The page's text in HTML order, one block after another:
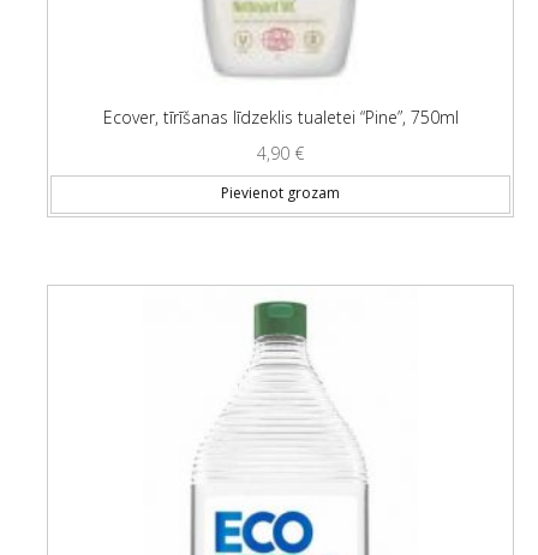
Ecover, tīrīšanas līdzeklis tualetei “Pine”, 750ml
4,90 €
Pievienot grozam